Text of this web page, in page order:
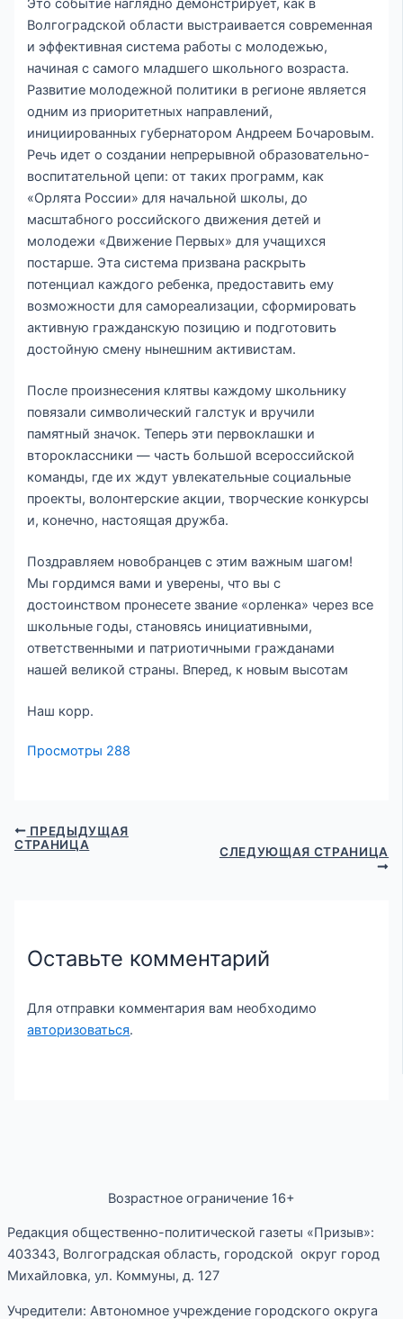
Это событие наглядно демонстрирует, как в
Волгоградской области выстраивается современная
и эффективная система работы с молодежью,
начиная с самого младшего школьного возраста.
Развитие молодежной политики в регионе является
одним из приоритетных направлений,
инициированных губернатором Андреем Бочаровым.
Речь идет о создании непрерывной образовательно-
воспитательной цепи: от таких программ, как
«Орлята России» для начальной школы, до
масштабного российского движения детей и
молодежи «Движение Первых» для учащихся
постарше. Эта система призвана раскрыть
потенциал каждого ребенка, предоставить ему
возможности для самореализации, сформировать
активную гражданскую позицию и подготовить
достойную смену нынешним активистам.
После произнесения клятвы каждому школьнику
повязали символический галстук и вручили
памятный значок. Теперь эти первоклашки и
второклассники — часть большой всероссийской
команды, где их ждут увлекательные социальные
проекты, волонтерские акции, творческие конкурсы
и, конечно, настоящая дружба.
Поздравляем новобранцев с этим важным шагом!
Мы гордимся вами и уверены, что вы с
достоинством пронесете звание «орленка» через все
школьные годы, становясь инициативными,
ответственными и патриотичными гражданами
нашей великой страны. Вперед, к новым высотам
Наш корр.
Просмотры 288
ПРЕДЫДУЩАЯ
СТРАНИЦА
СЛЕДУЮЩАЯ СТРАНИЦА
Оставьте комментарий
Для отправки комментария вам необходимо
авторизоваться.
Возрастное ограничение 16+
Редакция общественно-политической газеты «Призыв»:
403343, Волгоградская область, городской округ город
Михайловка, ул. Коммуны, д. 127
Учредители: Автономное учреждение городского округа